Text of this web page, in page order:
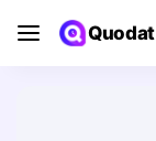
Quodat